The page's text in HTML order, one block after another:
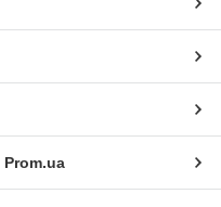
Prom.ua